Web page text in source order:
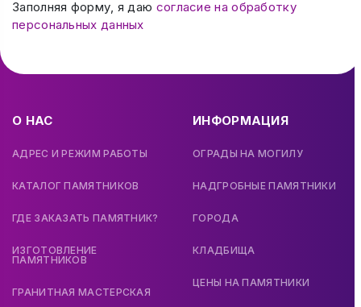
Заполняя форму, я даю согласие на обработку
персональных данных
О НАС
АДРЕС И РЕЖИМ РАБОТЫ
КАТАЛОГ ПАМЯТНИКОВ
ГДЕ ЗАКАЗАТЬ ПАМЯТНИК?
ИЗГОТОВЛЕНИЕ
ПАМЯТНИКОВ
ГРАНИТНАЯ МАСТЕРСКАЯ
ИНФОРМАЦИЯ
ОГРАДЫ НА МОГИЛУ
НАДГРОБНЫЕ ПАМЯТНИКИ
ГОРОДА
КЛАДБИЩА
ЦЕНЫ НА ПАМЯТНИКИ